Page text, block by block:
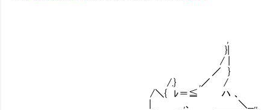
}|
/ |
／ }
/.} ,／ /
/＼{ ﾚ＝≦ ハ 、
| ,、 ＼__,,